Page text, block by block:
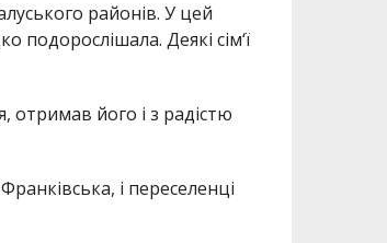
районів. У цей
подорослішала. Деякі сім‘ї
отримав його і з радістю
і переселенці